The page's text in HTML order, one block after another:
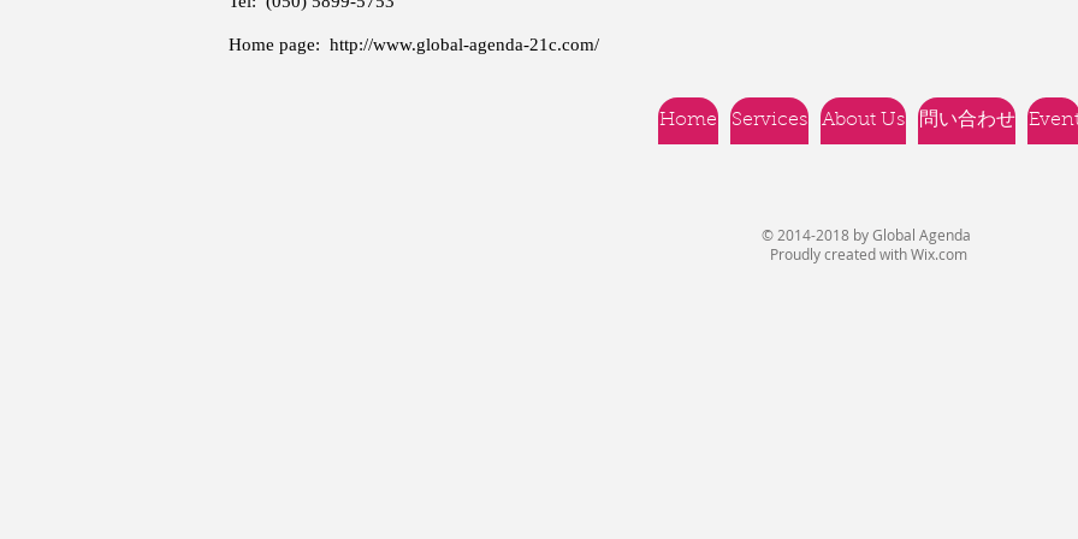
Home page: http://www.global-agenda-21c.com/
Home Services About Us 問い合わせ
© 2014-2018 by Global Agenda
Proudly created withWix.com